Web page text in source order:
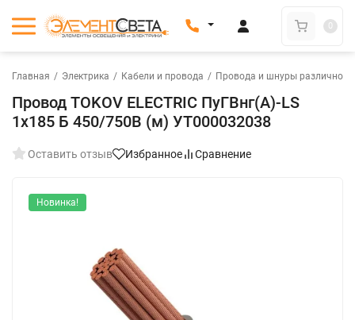
0
Главная / Электрика / Кабели и провода / Провода и шнуры различного
Провод TOKOV ELECTRIC ПуГВнг(А)-LS
1х185 Б 450/750В (м) УТ000032038
Оставить отзыв Избранное Сравнение
Новинка!